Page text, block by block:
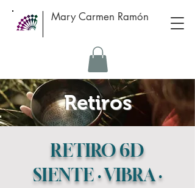
Mary Carmen Ramón
Retiros
RETIRO 6D
SIENTE · VIBRA ·